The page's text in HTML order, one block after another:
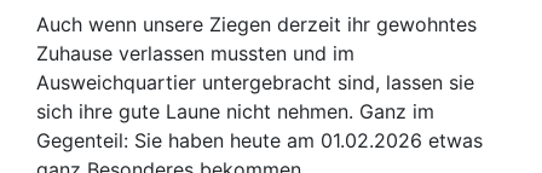
Auch wenn unsere Ziegen derzeit ihr gewohntes
Zuhause verlassen mussten und im
Ausweichquartier untergebracht sind, lassen sie
sich ihre gute Laune nicht nehmen. Ganz im
Gegenteil: Sie haben heute am 01.02.2026 etwas